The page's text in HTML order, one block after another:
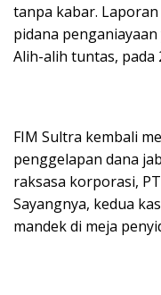
tanpa kabar.
pidana
Alih-alih tuntas, pada
FIM Sultra kembali
penggelapan dana
raksasa korporasi,
Sayangnya, kedua
mandek di meja